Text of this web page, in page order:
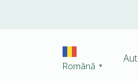
Română ▼